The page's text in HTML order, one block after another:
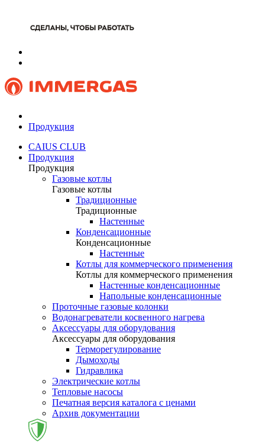
Продукция
CAIUS CLUB
Продукция
Продукция
Газовые котлы
Газовые котлы
Традиционные
Традиционные
Настенные
Конденсационные
Конденсационные
Настенные
Котлы для коммерческого применения
Котлы для коммерческого применения
Настенные конденсационные
Напольные конденсационные
Проточные газовые колонки
Водонагреватели косвенного нагрева
Аксессуары для оборудования
Аксессуары для оборудования
Терморегулирование
Дымоходы
Гидравлика
Электрические котлы
Тепловые насосы
Печатная версия каталога с ценами
Архив документации